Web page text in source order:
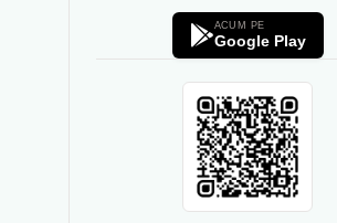
ACUM PE
Google Play